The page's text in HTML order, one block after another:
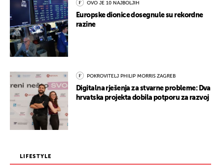
OVO JE 10 NAJBOLJIH
Europske dionice dosegnule su rekordne
razine
POKROVITELJ PHILIP MORRIS ZAGREB
Digitalna rješenja za stvarne probleme: Dva
hrvatska projekta dobila potporu za razvoj
LIFESTYLE